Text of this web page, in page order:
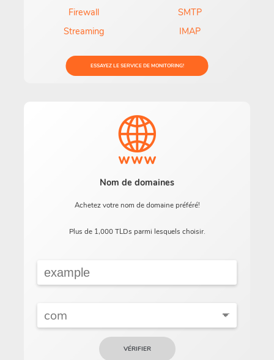
Firewall
Streaming
SMTP
IMAP
ESSAYEZ LE SERVICE DE MONITORING!
Nom de domaines
Achetez votre nom de domaine préféré!
Plus de 1,000 TLDs parmi lesquels choisir.
VÉRIFIER